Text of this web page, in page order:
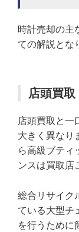
時計売却の主
ての解説とな
店頭買取
店頭買取と一
大きく異なり
ら高級ブティ
ンスは買取店
総合リサイク
ている大型チ
を行うために